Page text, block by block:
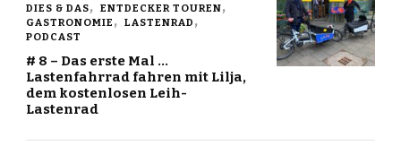
DIES & DAS
ENTDECKER TOUREN
GASTRONOMIE
LASTENRAD
PODCAST
# 8 – Das erste Mal …
Lastenfahrrad fahren mit Lilja,
dem kostenlosen Leih-
Lastenrad